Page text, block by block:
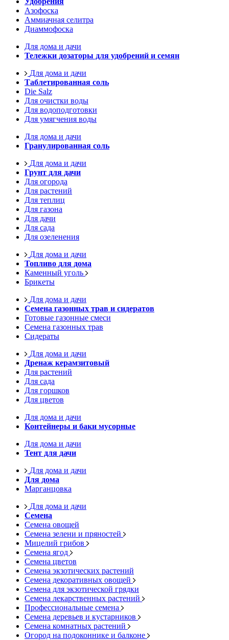
Азофоска
Аммиачная селитра
Диаммофоска
Для дома и дачи
Тележки дозаторы для удобрений и семян
Для дома и дачи
Таблетированная соль
Die Salz
Для очистки воды
Для водоподготовки
Для умягчения воды
Для дома и дачи
Гранулированная соль
Для дома и дачи
Грунт для дачи
Для огорода
Для растений
Для теплиц
Для газона
Для дачи
Для сада
Для озеленения
Для дома и дачи
Топливо для дома
Каменный уголь
Брикеты
Для дома и дачи
Семена газонных трав и сидератов
Готовые газонные смеси
Семена газонных трав
Сидераты
Для дома и дачи
Дренаж керамзитовый
Для растений
Для сада
Для горшков
Для цветов
Для дома и дачи
Контейнеры и баки мусорные
Для дома и дачи
Тент для дачи
Для дома и дачи
Для дома
Марганцовка
Для дома и дачи
Семена
Семена овощей
Семена зелени и пряностей
Мицелий грибов
Семена ягод
Семена цветов
Семена экзотических растений
Семена декоративных овощей
Семена для экзотической грядки
Семена лекарственных растений
Профессиональные семена
Семена деревьев и кустарников
Семена комнатных растений
Огород на подоконнике и балконе